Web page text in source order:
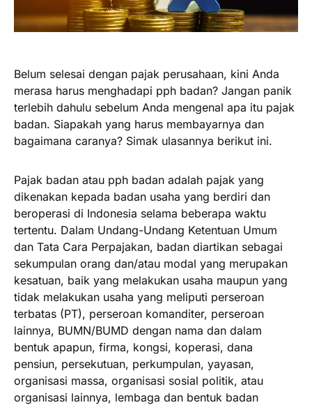
Belum selesai dengan pajak perusahaan, kini Anda
merasa harus menghadapi pph badan? Jangan panik
terlebih dahulu sebelum Anda mengenal apa itu pajak
badan. Siapakah yang harus membayarnya dan
bagaimana caranya? Simak ulasannya berikut ini.
Pajak badan atau pph badan adalah pajak yang
dikenakan kepada badan usaha yang berdiri dan
beroperasi di Indonesia selama beberapa waktu
tertentu. Dalam Undang-Undang Ketentuan Umum
dan Tata Cara Perpajakan, badan diartikan sebagai
sekumpulan orang dan/atau modal yang merupakan
kesatuan, baik yang melakukan usaha maupun yang
tidak melakukan usaha yang meliputi perseroan
terbatas (PT), perseroan komanditer, perseroan
lainnya, BUMN/BUMD dengan nama dan dalam
bentuk apapun, firma, kongsi, koperasi, dana
pensiun, persekutuan, perkumpulan, yayasan,
organisasi massa, organisasi sosial politik, atau
organisasi lainnya, lembaga dan bentuk badan